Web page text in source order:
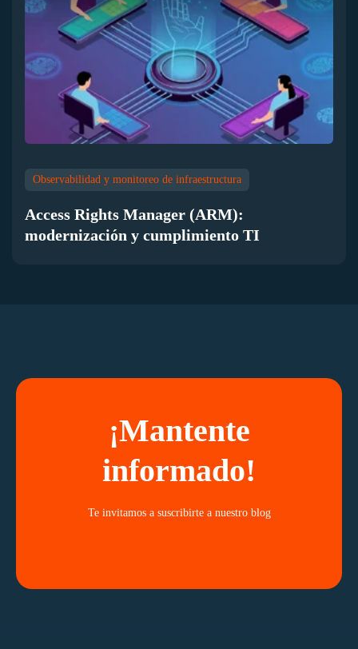
Observabilidad y monitoreo de infraestructura
Access Rights Manager (ARM):
modernización y cumplimiento TI
¡Mantente
informado!
Te invitamos a suscribirte a nuestro blog